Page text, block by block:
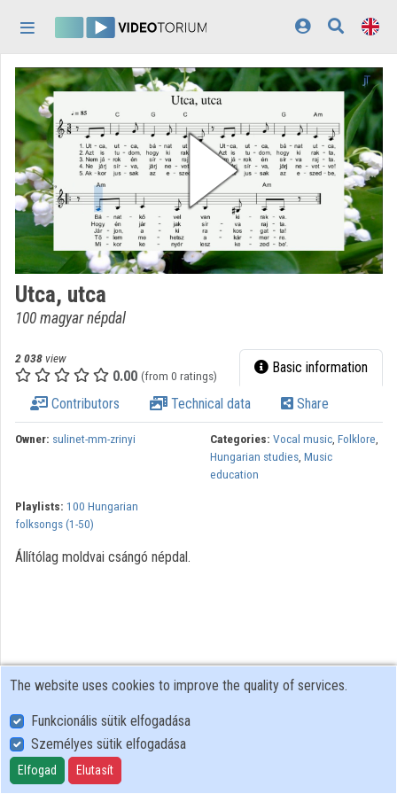
Home
Log In
Discovery
Categories
Playlists
Organizations
Contributors
Utca, utca
100 magyar népdal
2 038 view
0.00 (from 0 ratings) Basic information
Contributors Technical data Share
Owner: sulinet-mm-zrinyi Categories: Vocal music, Folklore,
Hungarian studies, Music
education
Playlists: 100 Hungarian
folksongs (1-50)
Állítólag moldvai csángó népdal.
User Policy
Adatkezelési tájékoztató (en)
Cookie Policy
The website uses cookies to improve the quality of services.
Funkcionális sütik elfogadása
Személyes sütik elfogadása
Elfogad Elutasít